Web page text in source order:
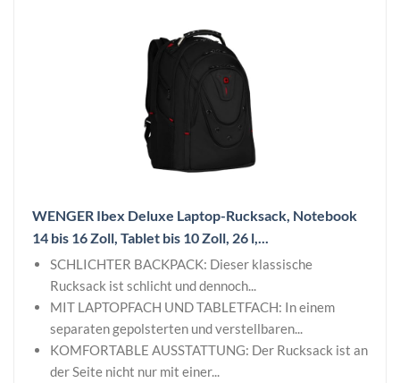
WENGER Ibex Deluxe Laptop-Rucksack, Notebook
14 bis 16 Zoll, Tablet bis 10 Zoll, 26 l,...
SCHLICHTER BACKPACK: Dieser klassische
Rucksack ist schlicht und dennoch...
MIT LAPTOPFACH UND TABLETFACH: In einem
separaten gepolsterten und verstellbaren...
KOMFORTABLE AUSSTATTUNG: Der Rucksack ist an
der Seite nicht nur mit einer...